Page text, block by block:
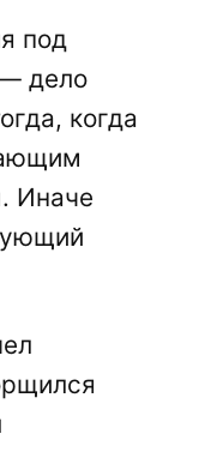
под
дело
когда
Иначе